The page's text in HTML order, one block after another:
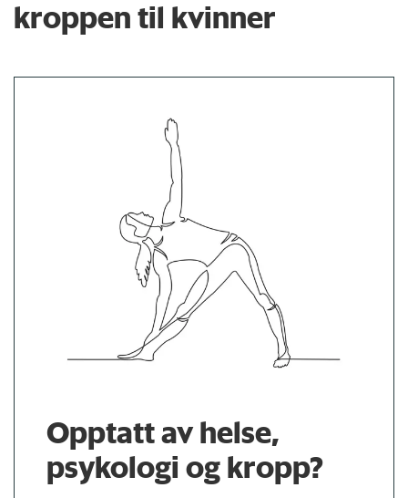
kroppen til kvinner
Opptatt av helse,
psykologi og kropp?